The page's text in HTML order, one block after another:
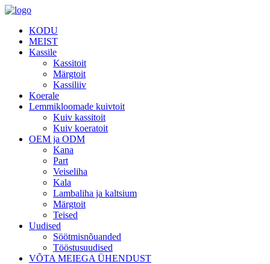
KODU
MEIST
Kassile
Kassitoit
Märgtoit
Kassiliiv
Koerale
Lemmikloomade kuivtoit
Kuiv kassitoit
Kuiv koeratoit
OEM ja ODM
Kana
Part
Veiseliha
Kala
Lambaliha ja kaltsium
Märgtoit
Teised
Uudised
Söötmisnõuanded
Tööstusuudised
VÕTA MEIEGA ÜHENDUST